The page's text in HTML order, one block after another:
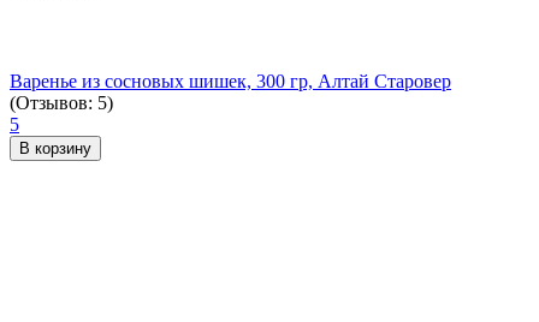
Варенье из сосновых шишек, 300 гр, Алтай Старовер
(Отзывов: 5)
5
В корзину